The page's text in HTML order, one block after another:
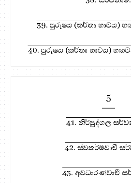
39. පුරුෂය (කර්තෘ භාවය)
40. පුරුෂය (කර්තෘ භාවය)
5
41. නිර්පුද්ගල
42. ස්වකර්මවාචී
43. අවධාරණවාචී